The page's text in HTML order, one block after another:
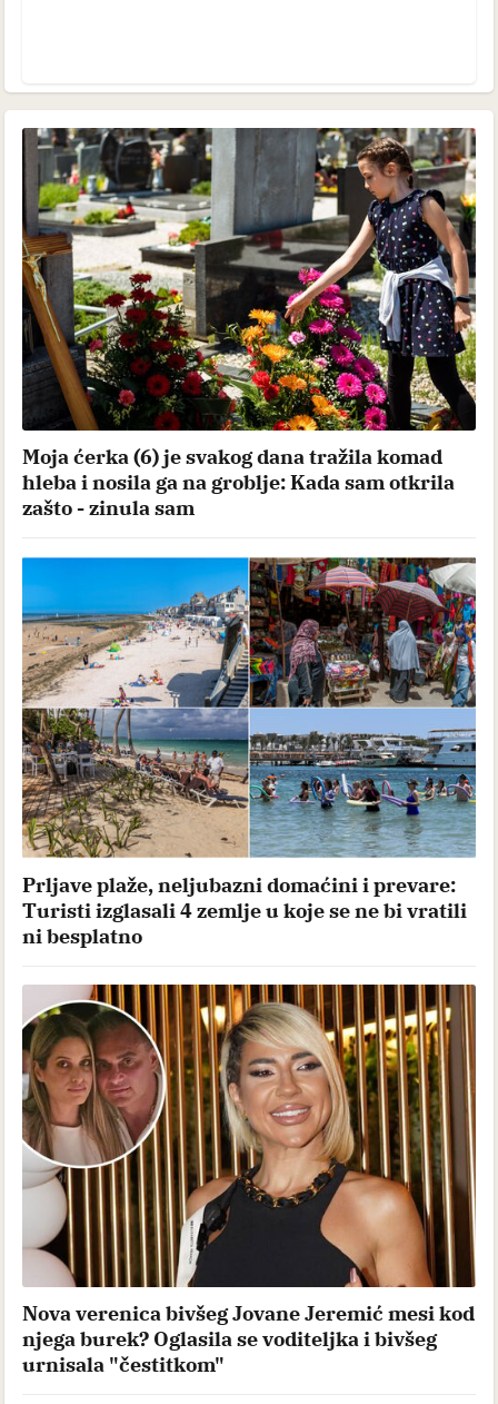
Moja ćerka (6) je svakog dana tražila komad
hleba i nosila ga na groblje: Kada sam otkrila
zašto - zinula sam
Prljave plaže, neljubazni domaćini i prevare:
Turisti izglasali 4 zemlje u koje se ne bi vratili
ni besplatno
Nova verenica bivšeg Jovane Jeremić mesi kod
njega burek? Oglasila se voditeljka i bivšeg
urnisala "čestitkom"